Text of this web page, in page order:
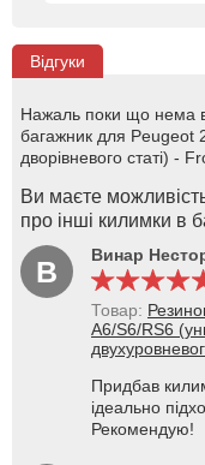
Відгуки
Нажаль поки що нема
багажник для Peugeot
дворівневого статі) -
Ви маєте
про інші килимки в
В Винар
Товар:
A6/S6/RS6
Придбав
ідеально
Рекомендую!